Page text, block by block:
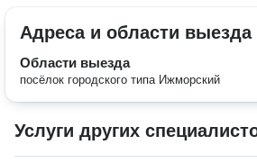
Адреса и области выезда
Области выезда
посёлок городского типа Ижморский
Услуги других